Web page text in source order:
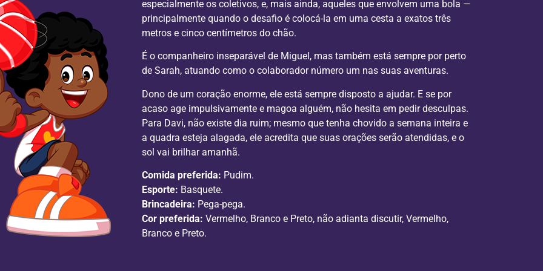
especialmente os coletivos, e, mais ainda, aqueles que envolvem uma bola —
principalmente quando o desafio é colocá-la em uma cesta a exatos três
metros e cinco centímetros do chão.
É o companheiro inseparável de Miguel, mas também está sempre por perto
de Sarah, atuando como o colaborador número um nas suas aventuras.
Dono de um coração enorme, ele está sempre disposto a ajudar. E se por
acaso age impulsivamente e magoa alguém, não hesita em pedir desculpas.
Para Davi, não existe dia ruim; mesmo que tenha chovido a semana inteira e
a quadra esteja alagada, ele acredita que suas orações serão atendidas, e o
sol vai brilhar amanhã.
Comida preferida: Pudim.
Esporte: Basquete.
Brincadeira: Pega-pega.
Cor preferida: Vermelho, Branco e Preto, não adianta discutir, Vermelho,
Branco e Preto.